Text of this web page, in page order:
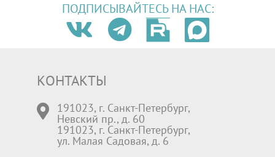
ПОДПИСЫВАЙТЕСЬ НА НАС:
КОНТАКТЫ
191023, г. Санкт-Петербург,
Невский пр., д. 60
191023, г. Санкт-Петербург,
ул. Малая Садовая, д. 6